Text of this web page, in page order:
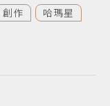
創作
哈瑪星